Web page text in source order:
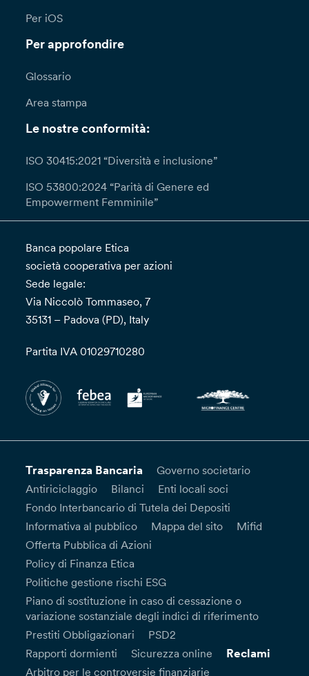
Per iOS
Per approfondire
Glossario
Area stampa
Le nostre conformità:
ISO 30415:2021 “Diversità e inclusione”
ISO 53800:2024 “Parità di Genere ed
Empowerment Femminile”
Banca popolare Etica
società cooperativa per azioni
Sede legale:
Via Niccolò Tommaseo, 7
35131 – Padova (PD), Italy
Partita IVA 01029710280
Trasparenza Bancaria
Governo societario
Antiriciclaggio
Bilanci
Enti locali soci
Fondo Interbancario di Tutela dei Depositi
Informativa al pubblico
Mappa del sito
Mifid
Offerta Pubblica di Azioni
Policy di Finanza Etica
Politiche gestione rischi ESG
Piano di sostituzione in caso di cessazione o
variazione sostanziale degli indici di riferimento
Prestiti Obbligazionari
PSD2
Rapporti dormienti
Sicurezza online Reclami
Arbitro per le controversie finanziarie